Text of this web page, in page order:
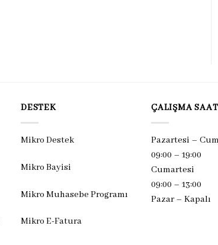
DESTEK
Mikro Destek
Mikro Bayisi
Mikro Muhasebe Programı
Mikro E-Fatura
ÇALIŞMA
Pazartesi –
09:00 – 19:00
Cumartesi
09:00 – 13:00
Pazar – Kapalı